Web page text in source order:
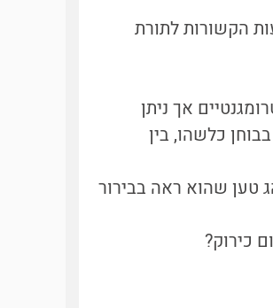
הקשורות לתורת
אך ניתן
כלשהו, בין
טען שהוא ראה בבירור
כירוק?